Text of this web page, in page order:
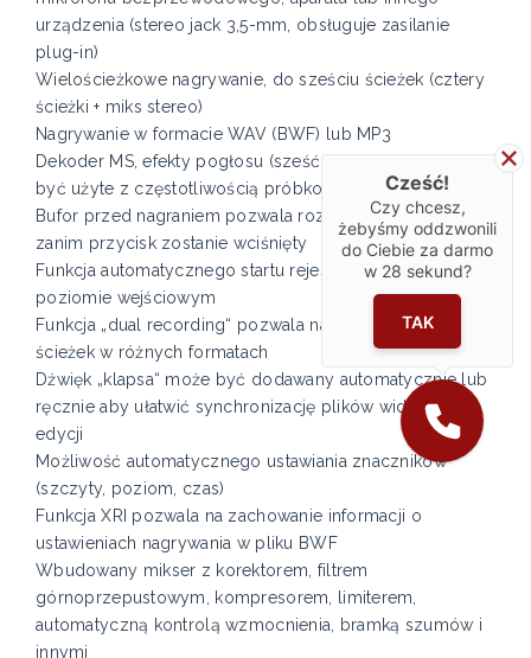
urządzenia (stereo jack 3,5-mm, obsługuje zasilanie
plug-in)
Wielościeżkowe nagrywanie, do sześciu ścieżek (cztery
ścieżki + miks stereo)
Nagrywanie w formacie WAV (BWF) lub MP3
Dekoder MS, efekty pogłosu (sześć pomieszczeń, mogą
być użyte z częstotliwością próbkowania 44,1/48 kHz)
Bufor przed nagraniem pozwala rozpocząć nagrywanie
zanim przycisk zostanie wciśnięty
Funkcja automatycznego startu rejestracji bazująca na
poziomie wejściowym
Funkcja „dual recording“ pozwala na nagranie dwóch
ścieżek w różnych formatach
Dźwięk „klapsa“ może być dodawany automatycznie lub
ręcznie aby ułatwić synchronizację plików wideo przy
edycji
Możliwość automatycznego ustawiania znaczników
(szczyty, poziom, czas)
Funkcja XRI pozwala na zachowanie informacji o
ustawieniach nagrywania w pliku BWF
Wbudowany mikser z korektorem, filtrem
górnoprzepustowym, kompresorem, limiterem,
automatyczną kontrolą wzmocnienia, bramką szumów i
innymi
Cześć!
Czy chcesz,
żebyśmy oddzwonili
do Ciebie za darmo
w 28 sekund?
TAK